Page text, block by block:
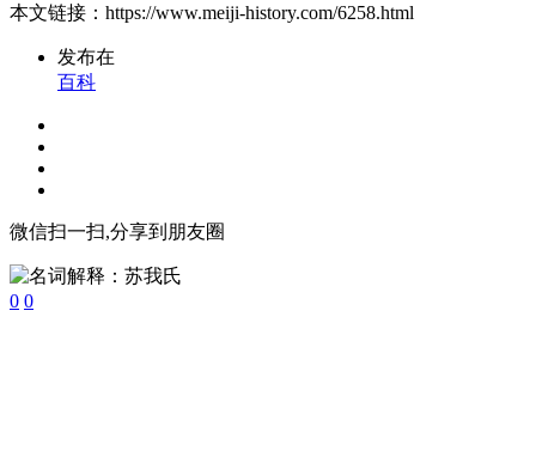
本文链接：https://www.meiji-history.com/6258.html
发布在
百科
微信扫一扫,分享到朋友圈
0 0